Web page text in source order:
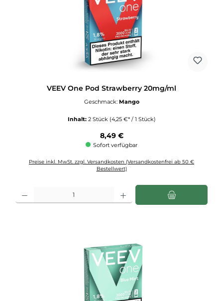
VEEV One Pod Strawberry 20mg/ml
Geschmack:Mango
Inhalt: 2 Stück (4,25 €* / 1 Stück)
Regulärer Preis:
8,49 €
Sofort verfügbar
Preise inkl. MwSt. zzgl. Versandkosten (Versandkostenfrei ab 50 €
Bestellwert)
Produkt Anzahl: Gib den gewünschten Wert ein oder benutze die Schaltflächen